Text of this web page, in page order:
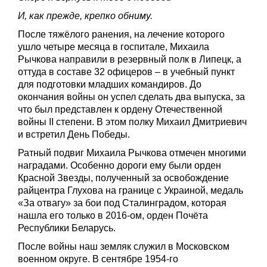
И, как прежде, крепко обниму.
После тяжёлого ранения, на лечение которого
ушло четыре месяца в госпитале, Михаила
Рычкова направили в резервный полк в Липецк, а
оттуда в составе 32 офицеров – в учебный пункт
для подготовки младших командиров. До
окончания войны он успел сделать два выпуска, за
что был представлен к ордену Отечественной
войны II степени. В этом полку Михаил Дмитриевич
и встретил День Победы.
Ратный подвиг Михаила Рычкова отмечен многими
наградами. Особенно дороги ему были орден
Красной Звезды, полученный за освобождение
райцентра Глухова на границе с Украиной, медаль
«За отвагу» за бои под Сталинградом, которая
нашла его только в 2016-ом, орден Почёта
Республики Беларусь.
После войны наш земляк служил в Московском
военном округе. В сентябре 1954-го